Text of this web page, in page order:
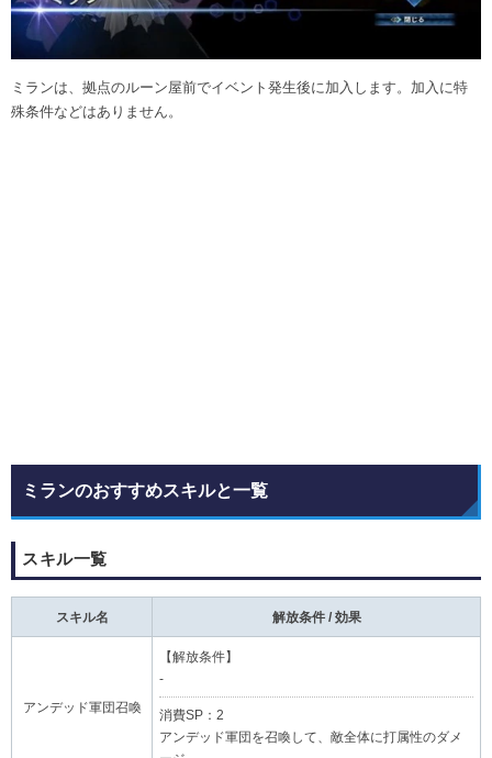
ミランは、拠点のルーン屋前でイベント発生後に加入します。加入に特
殊条件などはありません。
ミランのおすすめスキルと一覧
スキル一覧
スキル名 解放条件 / 効果
アンデッド軍団召喚
【解放条件】
-
消費SP：2
アンデッド軍団を召喚して、敵全体に打属性のダメ